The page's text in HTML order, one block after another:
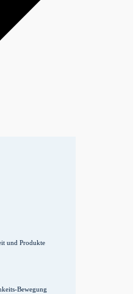
und Produkte
Bewegung